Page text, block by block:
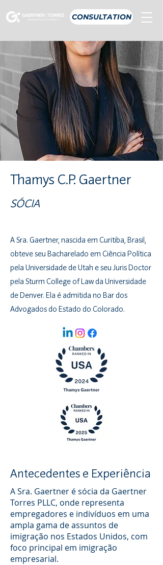
CONSULTATION
Thamys C.P. Gaertner
SÓCIA
A Sra. Gaertner, nascida em Curitiba, Brasil,
obteve seu Bacharelado em Ciência Política
pela Universidade de Utah e seu Juris Doctor
pela Sturm College of Law da Universidade
de Denver. Ela é admitida no Bar dos
Advogados do Estado do Colorado.
Antecedentes e Experiência
A Sra. Gaertner é sócia da Gaertner
Torres PLLC, onde representa
empregadores e indivíduos em uma
ampla gama de assuntos de
imigração nos Estados Unidos, com
foco principal em imigração
empresarial.